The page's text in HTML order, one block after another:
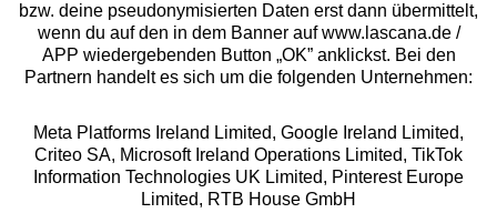
Rechtliches
Alle Preise inkl. MwSt., zzgl.
Versandkosten
** Bonität vorausgesetzt, berechtigt zur Bonitätsprüfung
bzw. deine pseudonymisierten Daten erst dann übermittelt,
wenn du auf den in dem Banner auf www.lascana.de /
APP wiedergebenden Button „OK” anklickst. Bei den
Partnern handelt es sich um die folgenden Unternehmen:
Meta Platforms Ireland Limited, Google Ireland Limited,
Criteo SA, Microsoft Ireland Operations Limited, TikTok
Information Technologies UK Limited, Pinterest Europe
Limited, RTB House GmbH